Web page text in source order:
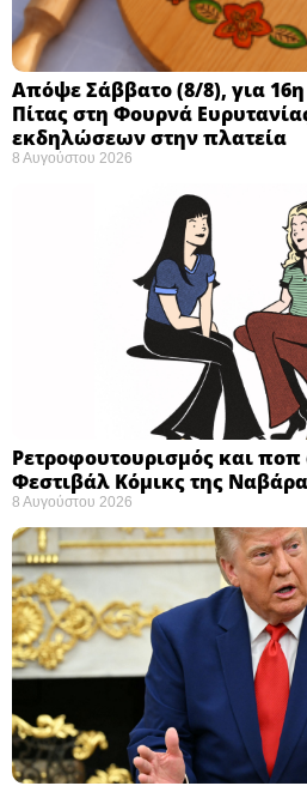
Απόψε Σάββατο (8/8), για 16η
Πίτας στη Φουρνά
εκδηλώσεων στην πλατεία
8 Αυγούστου 2026
Ρετροφουτουρισμός και ποπ
Φεστιβάλ Κόμικς της Ναβάρα ​
8 Αυγούστου 2026